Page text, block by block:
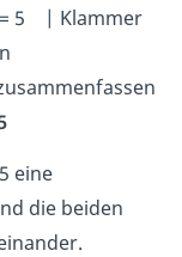
5 | Klammer
eine
die beiden